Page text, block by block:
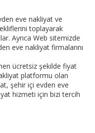
eve nakliyat ve
toplayarak
Ayrıca Web sitemizde
eve nakliyat firmalarını
ücretsiz şekilde fiyat
platformu olan
şehir içi evden eve
hizmeti için bizi tercih